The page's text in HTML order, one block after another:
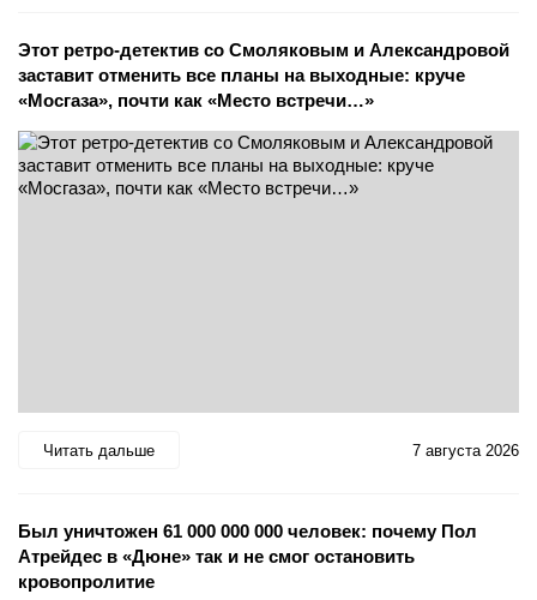
Этот ретро-детектив со Смоляковым и Александровой
заставит отменить все планы на выходные: круче
«Мосгаза», почти как «Место встречи…»
Читать дальше 7 августа 2026
Был уничтожен 61 000 000 000 человек: почему Пол
Атрейдес в «Дюне» так и не смог остановить
кровопролитие